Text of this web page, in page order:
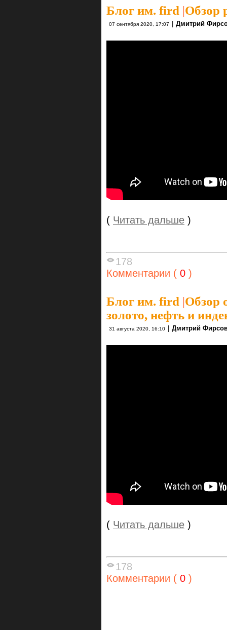
Блог им. fird |Обзор
07 сентября 2020, 17:07 Дмитрий
( Читать дальше )
178
Комментарии ( 0 )
Блог им. fird |Обзор
золото, нефть и
31 августа 2020, 16:10 Дмитрий
( Читать дальше )
178
Комментарии ( 0 )